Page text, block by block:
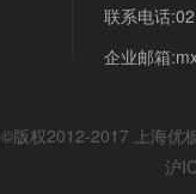
联系电话
企业邮箱
©版权2012-2017 上海优
沪